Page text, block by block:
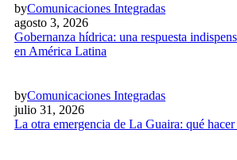
byComunicaciones Integradas
agosto 3, 2026
Gobernanza hídrica: una respuesta
en América Latina
byComunicaciones Integradas
julio 31, 2026
La otra emergencia de La Guaira: qué